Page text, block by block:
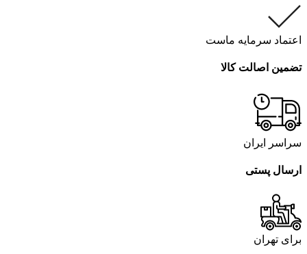
اعتماد سرمایه ماست
تضمین اصالت کالا
سراسر ایران
ارسال پستی
برای تهران